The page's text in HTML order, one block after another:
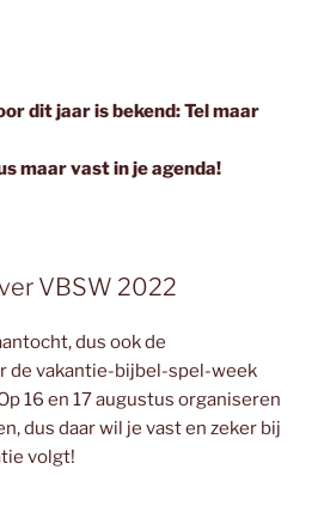
dit jaar is bekend: Tel maar
maar vast in je agenda!
VBSW 2022
dus ook de
de vakantie-bijbel-spel-week
16 en 17 augustus organiseren
dus daar wil je vast en zeker bij
volgt!